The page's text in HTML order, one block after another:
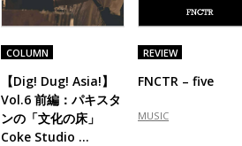
COLUMN
【Dig! Dug! Asia!】
Vol.6 前編：パキスタ
ンの「文化の床」
Coke Studio …
REVIEW
FNCTR – five
MUSIC